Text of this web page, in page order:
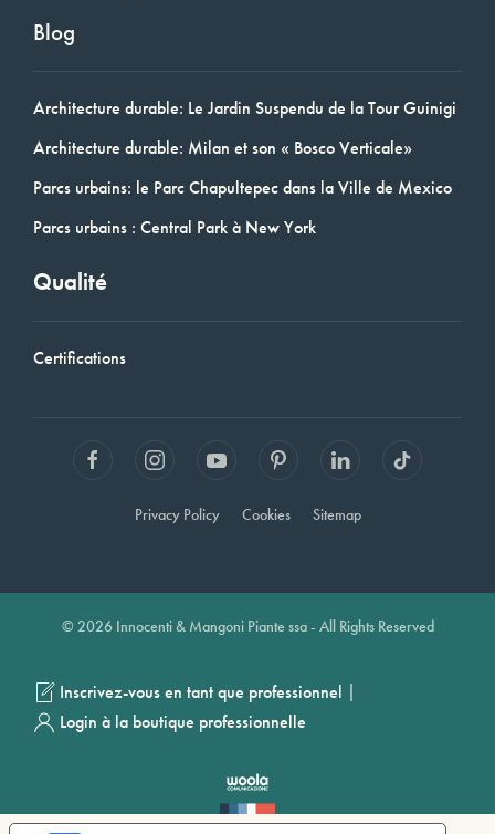
Blog
Architecture durable: Le Jardin Suspendu de la Tour Guinigi
Architecture durable: Milan et son « Bosco Verticale»
Parcs urbains: le Parc Chapultepec dans la Ville de Mexico
Parcs urbains : Central Park à New York
Qualité
Certifications
Privacy Policy Cookies Sitemap
© 2026 Innocenti & Mangoni Piante ssa - All Rights Reserved
Inscrivez-vous en tant que professionnel |
Login à la boutique professionnelle